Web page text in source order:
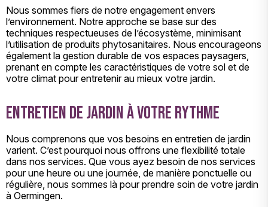
Nous sommes fiers de notre engagement envers
l’environnement. Notre approche se base sur des
techniques respectueuses de l’écosystème, minimisant
l’utilisation de produits phytosanitaires. Nous encourageons
également la gestion durable de vos espaces paysagers,
prenant en compte les caractéristiques de votre sol et de
votre climat pour entretenir au mieux votre jardin.
Entretien de jardin à votre rythme
Nous comprenons que vos besoins en entretien de jardin
varient. C’est pourquoi nous offrons une flexibilité totale
dans nos services. Que vous ayez besoin de nos services
pour une heure ou une journée, de manière ponctuelle ou
régulière, nous sommes là pour prendre soin de votre jardin
à Oermingen.